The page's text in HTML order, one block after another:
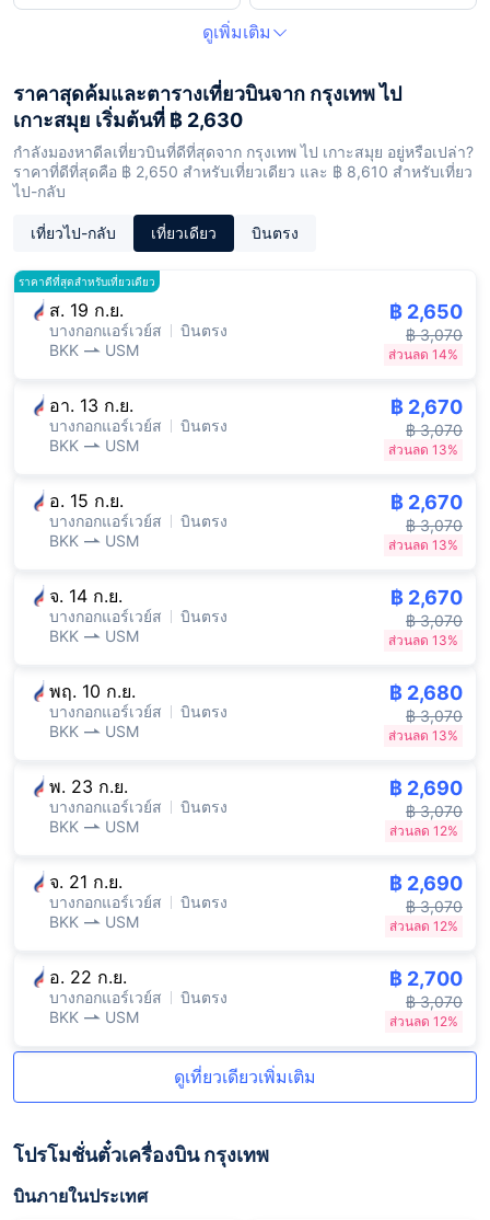
ดูเพิ่มเติม
ราคาสุดค้มและตารางเที่ยวบินจาก กรุงเทพ ไป
เกาะสมุย เริ่มต้นที่ ฿ 2,630
กำลังมองหาดีลเที่ยวบินที่ดีที่สุดจาก กรุงเทพ ไป เกาะสมุย อยู่หรือเปล่า?
ราคาที่ดีที่สุดคือ ฿ 2,650 สำหรับเที่ยวเดียว และ ฿ 8,610 สำหรับเที่ยว
ไป-กลับ
เที่ยวไป-กลับ เที่ยวเดียว บินตรง
ราคาดีที่สุดสำหรับเที่ยวเดียว
ส. 19 ก.ย.
บางกอกแอร์เวย์ส
บินตรง
BKK
USM
฿ 2,650
฿ 3,070
ส่วนลด 14%
อา. 13 ก.ย.
บางกอกแอร์เวย์ส
บินตรง
BKK
USM
฿ 2,670
฿ 3,070
ส่วนลด 13%
อ. 15 ก.ย.
บางกอกแอร์เวย์ส
บินตรง
BKK
USM
฿ 2,670
฿ 3,070
ส่วนลด 13%
จ. 14 ก.ย.
บางกอกแอร์เวย์ส
บินตรง
BKK
USM
฿ 2,670
฿ 3,070
ส่วนลด 13%
พฤ. 10 ก.ย.
บางกอกแอร์เวย์ส
บินตรง
BKK
USM
฿ 2,680
฿ 3,070
ส่วนลด 13%
พ. 23 ก.ย.
บางกอกแอร์เวย์ส
บินตรง
BKK
USM
฿ 2,690
฿ 3,070
ส่วนลด 12%
จ. 21 ก.ย.
บางกอกแอร์เวย์ส
บินตรง
BKK
USM
฿ 2,690
฿ 3,070
ส่วนลด 12%
อ. 22 ก.ย.
บางกอกแอร์เวย์ส
บินตรง
BKK
USM
฿ 2,700
฿ 3,070
ส่วนลด 12%
ดูเที่ยวเดียวเพิ่มเติม
โปรโมชั่นตั๋วเครื่องบิน กรุงเทพ
บินภายในประเทศ